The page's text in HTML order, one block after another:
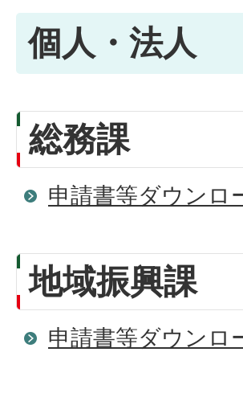
個人・法人
総務課
申請書等ダウンロ
地域振興課
申請書等ダウンロ